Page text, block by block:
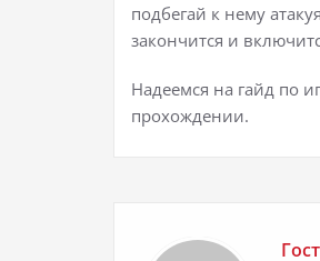
подбегай к нему
закончится и
Надеемся на гайд по
прохождении.